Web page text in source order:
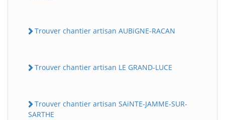
Trouver chantier artisan AUBiGNE-RACAN
Trouver chantier artisan LE GRAND-LUCE
Trouver chantier artisan SAiNTE-JAMME-SUR-
SARTHE